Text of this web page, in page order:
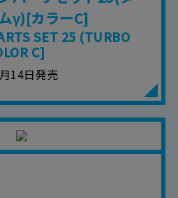
γ)[カラーC]
SET 25 (TURBO
C]
14日発売